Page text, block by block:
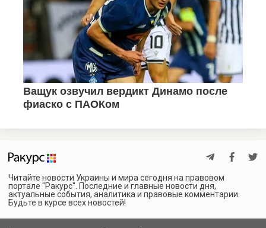
Читайте новости Украины и мира сегодня на правовом
портале "Ракурс". Последние и главные новости дня,
актуальные события, аналитика и правовые комментарии.
Будьте в курсе всех новостей!